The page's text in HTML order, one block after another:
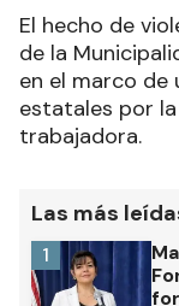
El hecho de
de la
en el marco de
estatales por
trabajadora.
Las más
1